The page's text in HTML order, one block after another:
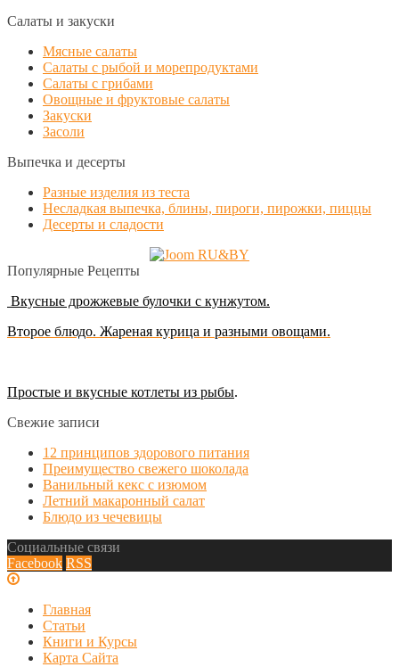
Салаты и закуски
Мясные салаты
Салаты с рыбой и морепродуктами
Салаты с грибами
Овощные и фруктовые салаты
Закуски
Засоли
Выпечка и десерты
Разные изделия из теста
Несладкая выпечка, блины, пироги, пирожки, пиццы
Десерты и сладости
Популярные Рецепты
Вкусные дрожжевые булочки с кунжутом.
Второе блюдо. Жареная курица и разными овощами.
Простые и вкусные котлеты из рыбы.
Свежие записи
12 принципов здорового питания
Преимущество свежего шоколада
Ванильный кекс с изюмом
Летний макаронный салат
Блюдо из чечевицы
Социальные связи
Facebook RSS
Главная
Статьи
Книги и Курсы
Карта Сайта